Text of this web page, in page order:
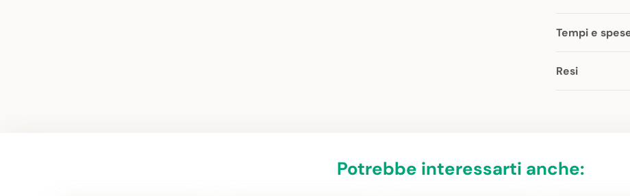
Tempi e
Resi
Potrebbe interessarti anche: